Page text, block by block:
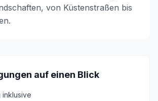
von Küstenstraßen bis
auf einen Blick
inklusive